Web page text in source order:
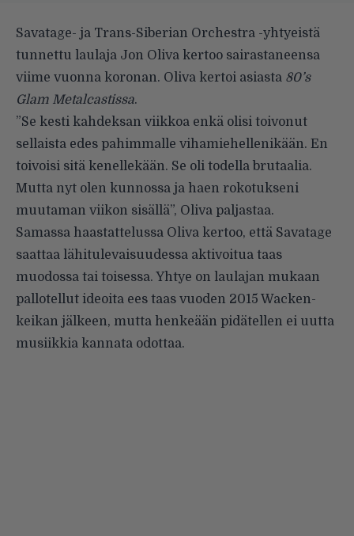
Savatage- ja Trans-Siberian Orchestra -yhtyeistä
tunnettu laulaja Jon Oliva kertoo sairastaneensa
viime vuonna koronan. Oliva kertoi asiasta 80’s
Glam Metalcastissa.
”Se kesti kahdeksan viikkoa enkä olisi toivonut
sellaista edes pahimmalle vihamiehellenikään. En
toivoisi sitä kenellekään. Se oli todella brutaalia.
Mutta nyt olen kunnossa ja haen rokotukseni
muutaman viikon sisällä”, Oliva paljastaa.
Samassa haastattelussa Oliva kertoo, että Savatage
saattaa lähitulevaisuudessa aktivoitua taas
muodossa tai toisessa. Yhtye on laulajan mukaan
pallotellut ideoita ees taas vuoden 2015 Wacken-
keikan jälkeen, mutta henkeään pidätellen ei uutta
musiikkia kannata odottaa.